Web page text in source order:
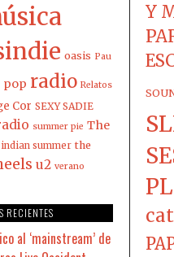
oasis Pau
pop radio Relatos
Cor SEXY SADIE
summer pie The
summer the
u2 verano
RECIENTES
al ‘mainstream’ de
Y